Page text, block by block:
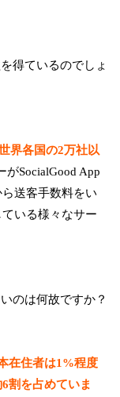
得ているのでしょ
界各国の2万社以
がSocialGood App
送客手数料をい
いる様々なサー
のは何故ですか？
在住者は1%程度
割を占めていま